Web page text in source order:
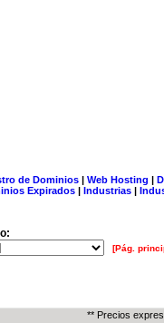
de Dominios| Web Hosting |
Expirados | Industrias |
[Pág.
** Precios